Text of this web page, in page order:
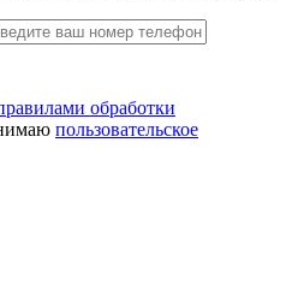
обработки
пользовательское